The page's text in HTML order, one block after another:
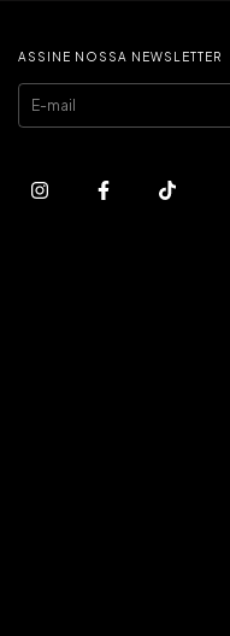
ASSINE NOSSA NEWSLETTER